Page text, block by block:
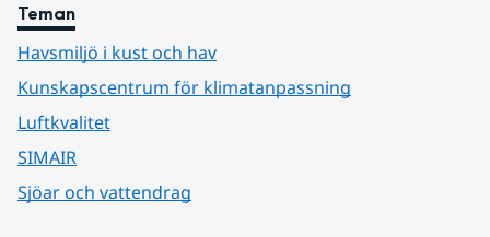
Teman
Havsmiljö i kust och hav
Kunskapscentrum för klimatanpassning
Luftkvalitet
SIMAIR
Sjöar och vattendrag